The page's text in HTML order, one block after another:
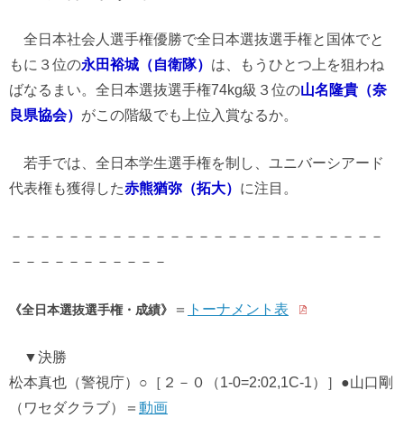
全日本社会人選手権優勝で全日本選抜選手権と国体でと
もに３位の永田裕城（自衛隊） は、もうひとつ上を狙わね
ばなるまい。全日本選抜選手権74kg級３位の山名隆貴（奈
良県協会） がこの階級でも上位入賞なるか。
若手では、全日本学生選手権を制し、ユニバーシアード
代表権も獲得した赤熊猶弥（拓大） に注目。
－－－－－－－－－－－－－－－－－－－－－－－－－－
－－－－－－－－－－－
《全日本選抜選手権・成績》 ＝ トーナメント表
▼決勝
松本真也（警視庁）○［２－０（1-0=2:02,1C-1）］●山口剛
（ワセダクラブ）＝ 動画